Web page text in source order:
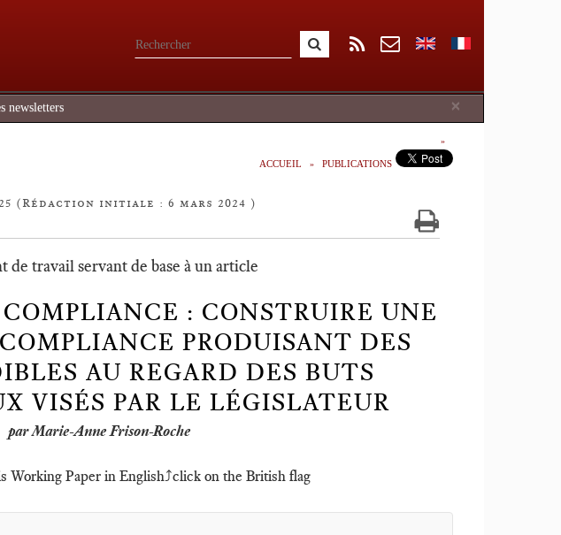
×
newsletters
ACCUEIL PUBLICATIONS
(Rédaction initiale : 6 mars 2024 )
de travail servant de base à un article
: CONSTRUIRE UNE
PRODUISANT DES
AU REGARD DES BUTS
VISÉS PAR LE LÉGISLATEUR
par Marie-Anne Frison-Roche
Working Paper in English⤴️click on the British flag